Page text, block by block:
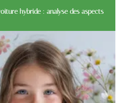
hybride : analyse des aspects